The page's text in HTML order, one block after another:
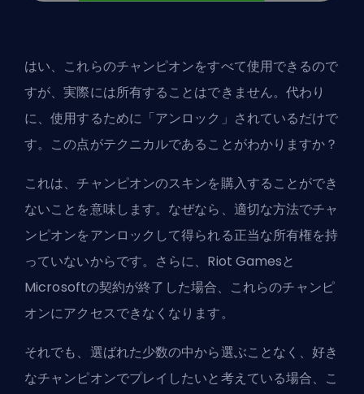
はい、これらのチャンピオンをすべて使用できるので
すが、実際には所有することはできません。代わり
に、使用するために「アンロック」されているだけで
す。この点がテクニカルであることがわかりますか？
これは、チャンピオンのスキンを購入することができ
ないことを意味します。なぜなら、適切な方法でチャ
ンピオンをアンロックして得られる正当な所有権を持
っていないからです。さらに、Riot Gamesと
Microsoftの契約が終了した場合、これらのチャンピ
オンにアクセスできなくなります。
それでも、選ばれた少数の中から選ぶことなく、好き
なチャンピオンでプレイしたいと考えている場合、こ